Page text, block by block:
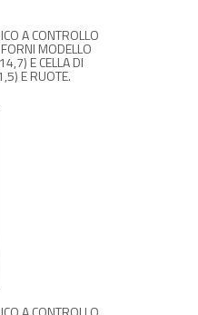
A CONTROLLO
MODELLO
E CELLA DI
E RUOTE.